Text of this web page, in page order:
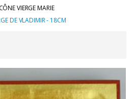
VIERGE MARIE
DE VLADIMIR - 18CM